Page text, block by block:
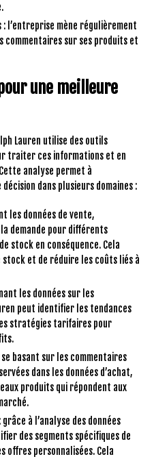
: l’entreprise mène régulièrement
commentaires sur ses produits et
une meilleure
Lauren utilise des outils
traiter ces informations et en
analyse permet à
dans plusieurs domaines :
les données de vente,
demande pour différents
stock en conséquence. Cela
et de réduire les coûts liés à
les données sur les
peut identifier les tendances
stratégies tarifaires pour
basant sur les commentaires
dans les données d’achat,
produits qui répondent aux
: grâce à l’analyse des données
des segments spécifiques de
offres personnalisées. Cela